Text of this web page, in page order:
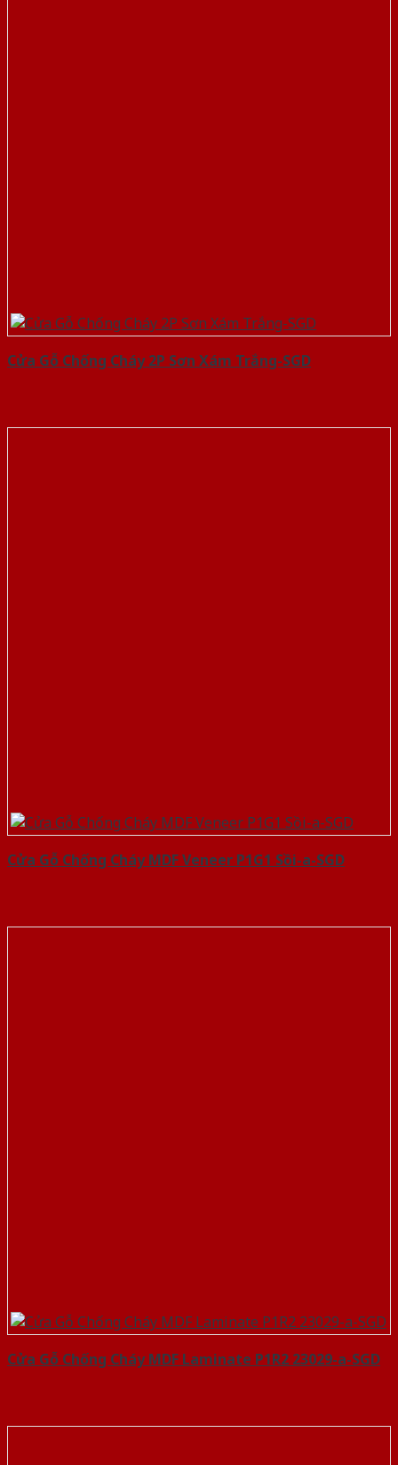
Cửa Gỗ Chống Cháy 2P Sơn Xám Trắng-SGD
Cửa Gỗ Chống Cháy MDF Veneer P1G1 Sồi-a-SGD
Cửa Gỗ Chống Cháy MDF Laminate P1R2 23029-a-SGD